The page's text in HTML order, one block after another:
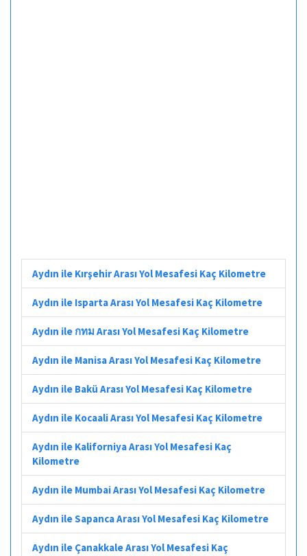
Aydın ile Kırşehir Arası Yol Mesafesi Kaç Kilometre
Aydın ile Isparta Arası Yol Mesafesi Kaç Kilometre
Aydın ile กทม Arası Yol Mesafesi Kaç Kilometre
Aydın ile Manisa Arası Yol Mesafesi Kaç Kilometre
Aydın ile Bakü Arası Yol Mesafesi Kaç Kilometre
Aydın ile Kocaali Arası Yol Mesafesi Kaç Kilometre
Aydın ile Kaliforniya Arası Yol Mesafesi Kaç
Kilometre
Aydın ile Mumbai Arası Yol Mesafesi Kaç Kilometre
Aydın ile Sapanca Arası Yol Mesafesi Kaç Kilometre
Aydın ile Çanakkale Arası Yol Mesafesi Kaç